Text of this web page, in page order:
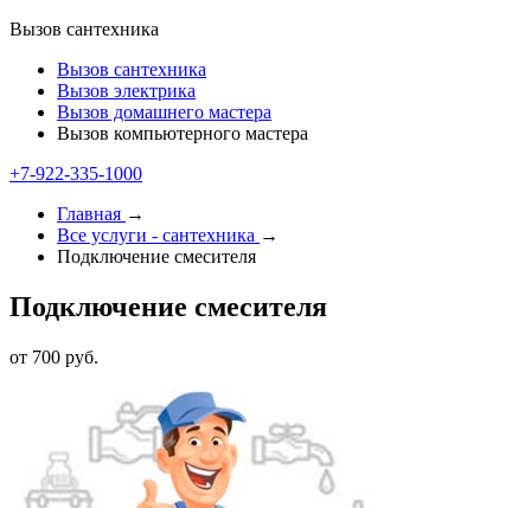
Вызов сантехника
Вызов сантехника
Вызов электрика
Вызов домашнего мастера
Вызов компьютерного мастера
+7-922-335-1000
Главная →
Все услуги - cантехника →
Подключение смесителя
Подключение смесителя
от 700 руб.